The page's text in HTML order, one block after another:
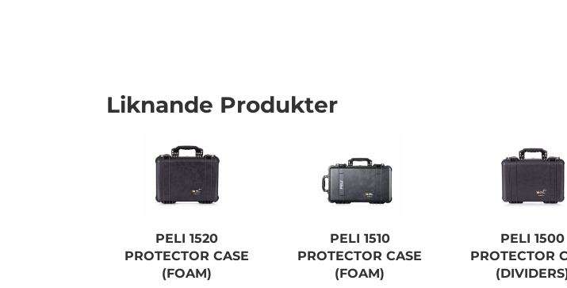
10 955,00
Lägg i
Liknande Produkter
PELI 1520
PROTECTOR CASE
(FOAM)
PELI 1510
PROTECTOR CASE
(FOAM)
PELI 1500
PROTECTOR